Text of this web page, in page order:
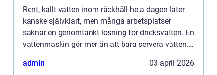
Rent, kallt vatten inom räckhåll hela dagen låter
kanske självklart, men många arbetsplatser
saknar en genomtänkt lösning för dricksvatten. En
vattenmaskin gör mer än att bara servera vatten.
mer ...
admin 03 april 2026